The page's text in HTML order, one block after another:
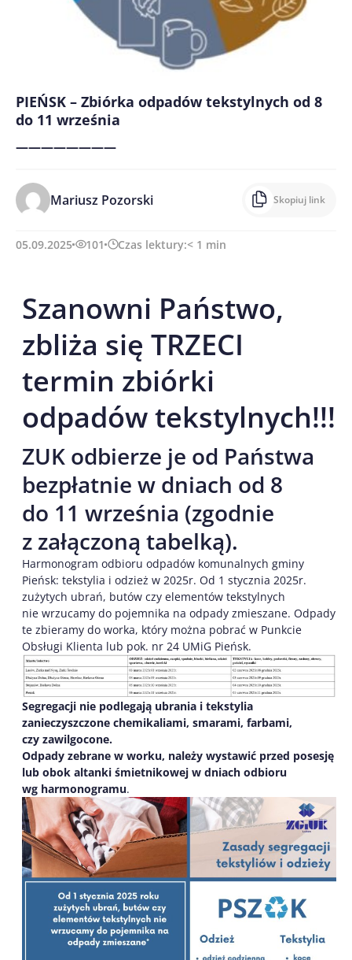
PIEŃSK – Zbiórka odpadów tekstylnych od 8
do 11 września
————————
Mariusz Pozorski Skopiuj link
05.09.2025 101 Czas lektury:< 1 min
Szanowni Państwo,
zbliża się TRZECI
termin zbiórki
odpadów tekstylnych!!!
ZUK odbierze je od Państwa
bezpłatnie w dniach od 8
do 11 września (zgodnie
z załączoną tabelką).
Harmonogram odbioru odpadów komunalnych gminy
Pieńsk: tekstylia i odzież w 2025r. Od 1 stycznia 2025r.
zużytych ubrań, butów czy elementów tekstylnych
nie wrzucamy do pojemnika na odpady zmieszane. Odpady
te zbieramy do worka, który można pobrać w Punkcie
Obsługi Klienta lub pok. nr 24 UMiG Pieńsk.
Segregacji nie podlegają ubrania i tekstylia
zanieczyszczone chemikaliami, smarami, farbami,
czy zawilgocone.
Odpady zebrane w worku, należy wystawić przed posesję
lub obok altanki śmietnikowej w dniach odbioru
wg harmonogramu.